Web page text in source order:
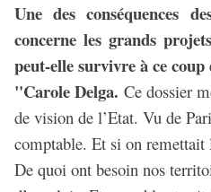
Une des conséquences
concerne les grands
peut-elle survivre à ce coup
"Carole Delga. Ce dossier
de vision de l’Etat. Vu de
comptable. Et si on remettait
De quoi ont besoin nos